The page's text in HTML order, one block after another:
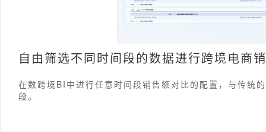
自由筛选不同时间段的数据进行跨境电商
在数跨境BI中进行任意时间段销售额对比的配置，与传统
段。